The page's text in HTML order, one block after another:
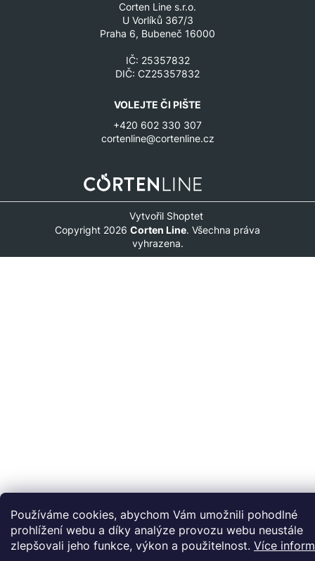
Používáme cookies, abychom Vám umožnili pohodlné
prohlížení webu a díky analýze provozu webu neustále
zlepšovali jeho funkce, výkon a použitelnost. Více
Corten Line s.r.o.
U Vorlíků 367/3
Praha 6, Bubeneč 16000
IČ: 25357832
DIČ: CZ25357832
VOLEJTE ČI PIŠTE
+420 602 330 307
cortenline@cortenline.cz
Vytvořil Shoptet
Copyright 2026 Corten Line. Všechna práva
vyhrazena.